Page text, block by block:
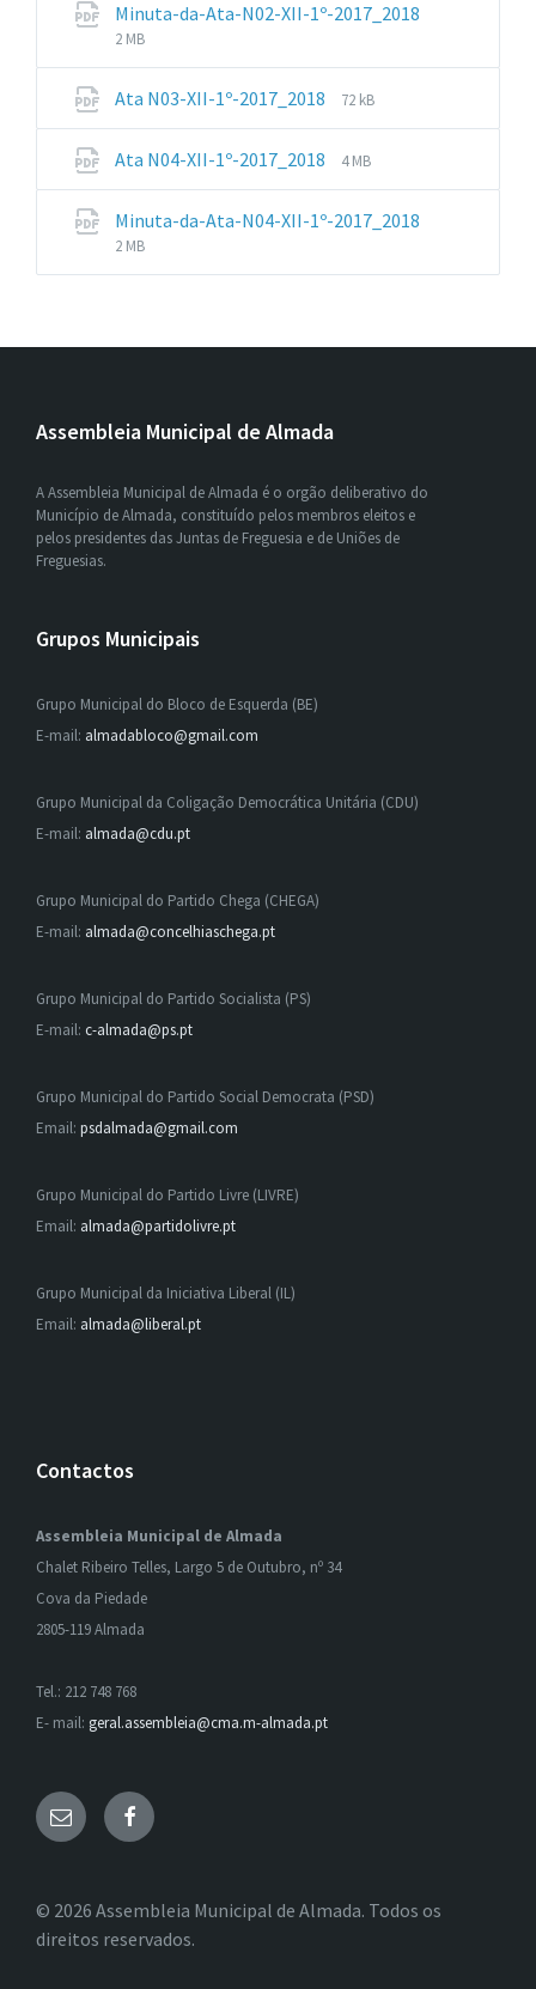
Minuta-da-Ata-N02-XII-1º-2017_2018
File
File
2 MB
Ata N03-XII-1º-2017_2018
File
File
72 kB
Ata N04-XII-1º-2017_2018
File
File
4 MB
Minuta-da-Ata-N04-XII-1º-2017_2018
File
File
2 MB
Assembleia Municipal de Almada
A Assembleia Municipal de Almada é o orgão deliberativo do
Município de Almada, constituído pelos membros eleitos e
pelos presidentes das Juntas de Freguesia e de Uniões de
Freguesias.
Grupos Municipais
Grupo Municipal do Bloco de Esquerda (BE)
E-mail: almadabloco@gmail.com
Grupo Municipal da Coligação Democrática Unitária (CDU)
E-mail: almada@cdu.pt
Grupo Municipal do Partido Chega (CHEGA)
E-mail: almada@concelhiaschega.pt
Grupo Municipal do Partido Socialista (PS)
E-mail: c-almada@ps.pt
Grupo Municipal do Partido Social Democrata (PSD)
Email: psdalmada@gmail.com
Grupo Municipal do Partido Livre (LIVRE)
Email: almada@partidolivre.pt
Grupo Municipal da Iniciativa Liberal (IL)
Email: almada@liberal.pt
Contactos
Assembleia Municipal de Almada
Chalet Ribeiro Telles, Largo 5 de Outubro, nº 34
Cova da Piedade
2805-119 Almada
Tel.: 212 748 768
E- mail: geral.assembleia@cma.m-almada.pt
Email Facebook
© 2026 Assembleia Municipal de Almada. Todos os
direitos reservados.